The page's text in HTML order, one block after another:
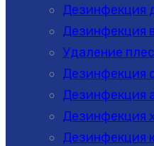
Дезинфекция
Дезинфекция
Удаление
Дезинфекция
Дезинфекция
Дезинфекция
Дезинфекция